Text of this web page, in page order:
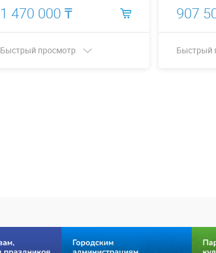
1 470 000 ₸
Быстрый просмотр
907
Быстрый